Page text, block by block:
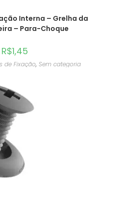
Interna – Grelha da
– Para-Choque
R$1,45
de Fixação, Sem categoria